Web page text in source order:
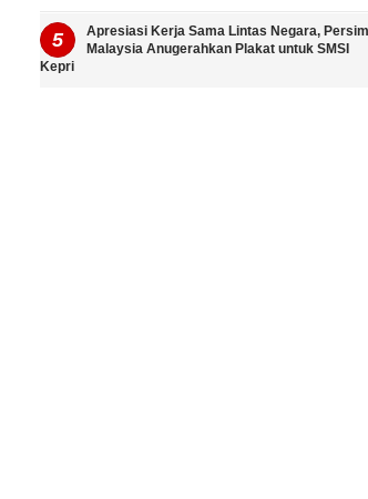
Apresiasi Kerja Sama Lintas Negara, Persim
Malaysia Anugerahkan Plakat untuk SMSI
Kepri